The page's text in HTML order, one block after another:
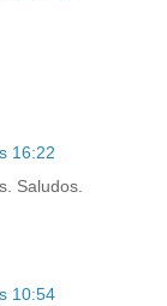
16:22
Saludos.
10:54